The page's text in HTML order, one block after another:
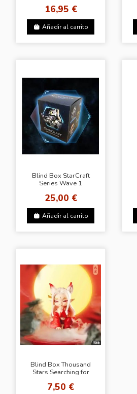
Coleccionable
16,95 €
Añadir al carrito
Blind Box StarCraft
Series Wave 1
25,00 €
Añadir al carrito
Blind Box Thousand
Stars Searching for
Star Series
7,50 €